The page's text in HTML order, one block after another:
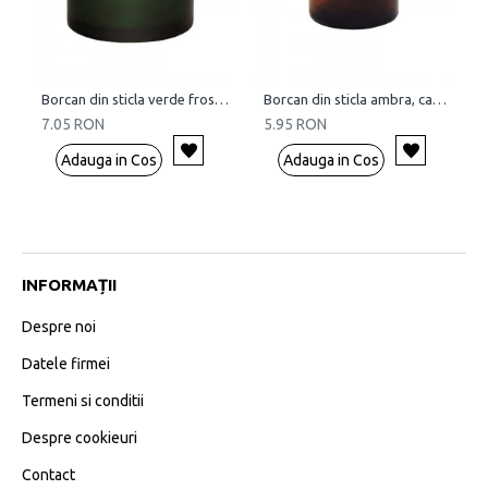
Borcan din sticla verde frosted, 50 ml
7.05 RON
Adauga in Cos
Borcan din sticla ambra, capac auriu, 50 ml
5.95 RON
Adauga in Cos
INFORMAȚII
Despre noi
Datele firmei
Termeni si conditii
Despre cookieuri
Contact